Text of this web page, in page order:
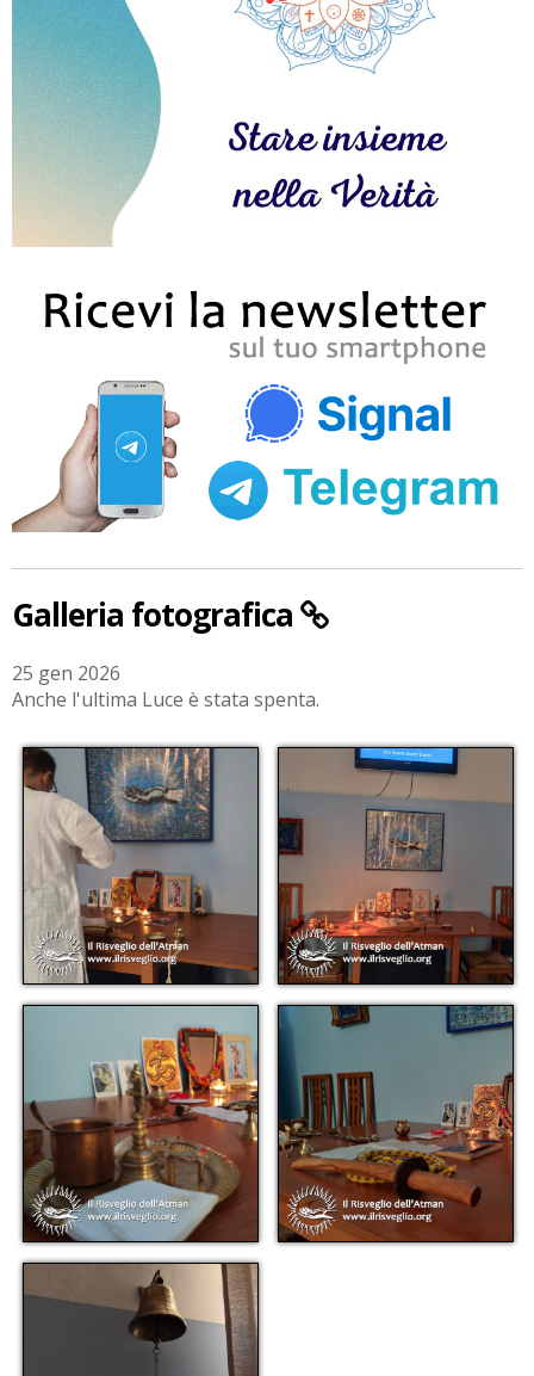
Galleria fotografica
25 gen 2026
Anche l'ultima Luce è stata spenta.